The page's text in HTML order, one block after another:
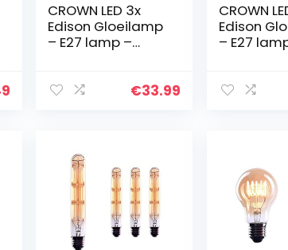
CROWN LED 3x
Edison Gloeilamp
– E27 lamp –
V, EL03 – Vintage
€33.99
CROWN
Edison
– E27
V, EL18 –